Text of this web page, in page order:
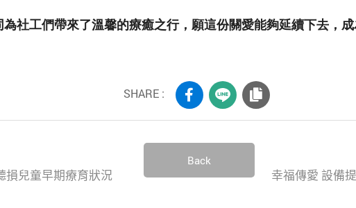
社工們帶來了溫馨的療癒之行，願這份關愛能夠延續下去，
SHARE :
損兒童早期療育狀況
Back
幸福傳愛 設備